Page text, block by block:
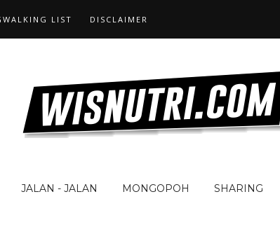
LIST DISCLAIMER
JALAN - JALAN MONGOPOH SHARING